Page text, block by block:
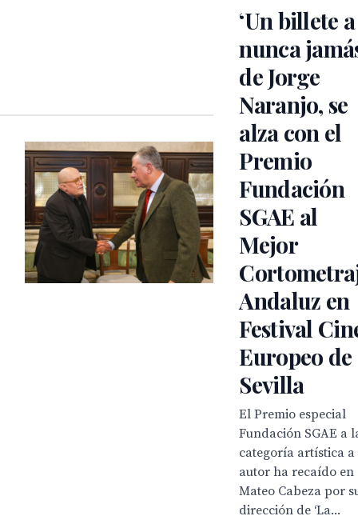
‘Un billete a
nunca
de Jorge
Naranjo, se
alza con el
Premio
Fundación
SGAE al
Mejor
Andaluz en
Festival
Europeo de
Sevilla
El Premio especial
Fundación SGAE a
categoría artística a
autor ha recaído en
Mateo Cabeza por
dirección de ‘La...